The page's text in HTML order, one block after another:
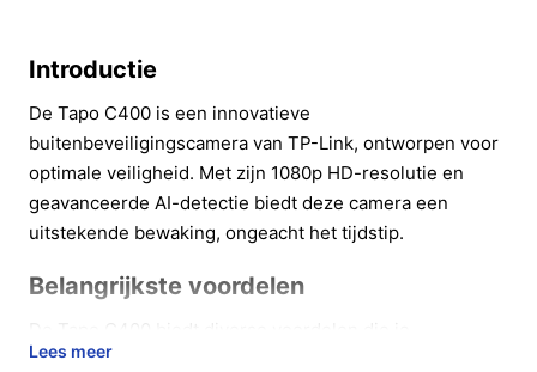
Introductie
De Tapo C400 is een innovatieve
buitenbeveiligingscamera van TP-Link, ontworpen voor
optimale veiligheid. Met zijn 1080p HD-resolutie en
geavanceerde AI-detectie biedt deze camera een
uitstekende bewaking, ongeacht het tijdstip.
Belangrijkste voordelen
beveiligingservaring verbeteren:
Lees meer